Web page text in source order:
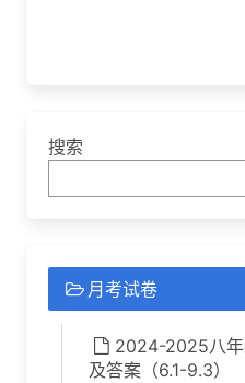
搜索
月考试卷
2024-2025八年
及答案（6.1-9.3）